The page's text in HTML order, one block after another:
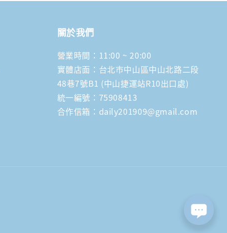
關於我們
營業時間：11:00 ~ 20:00
實體店面：台北市中山區中山北路二段
48巷7號B1 (中山捷運站R10出口處)
統一編號：75908413
合作信箱：daily201909@gmail.com